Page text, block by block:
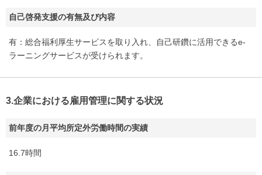
自己啓発支援の有無及び内容
有：総合福利厚生サービスを取り入れ、自己研鑽に活用できるe-
ラーニングサービスが受けられます。
3.企業における雇用管理に関する状況
前年度の月平均所定外労働時間の実績
16.7時間